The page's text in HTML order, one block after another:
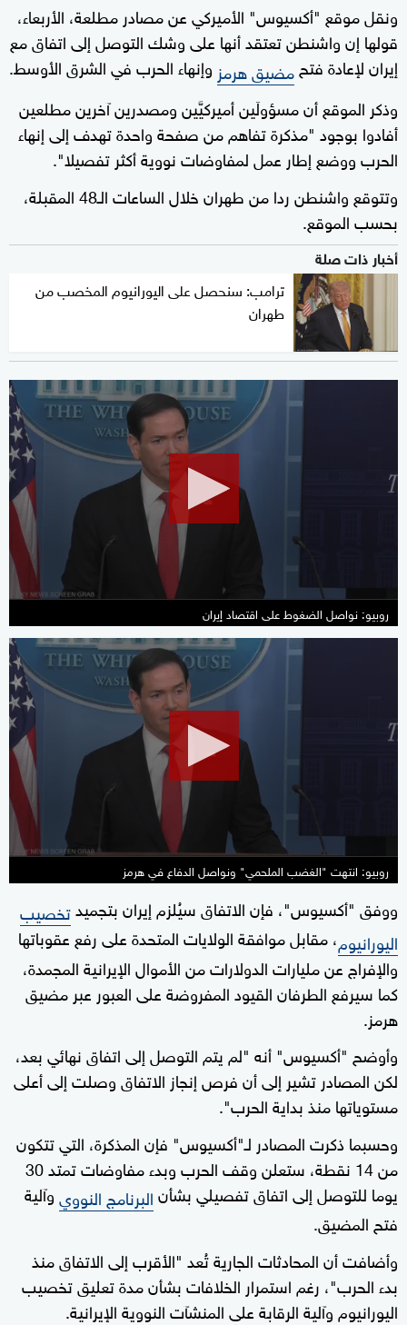
ونقل موقع "أكسيوس" الأميركي عن مصادر مطلعة، الأربعاء،
قولها إن واشنطن تعتقد أنها على وشك التوصل إلى اتفاق مع
إيران لإعادة فتحمضيق هرمز وإنهاء الحرب في الشرق الأوسط.
وذكر الموقع أن مسؤولَين أميركيَّين ومصدرين آخرين مطلعين
أفادوا بوجود "مذكرة تفاهم من صفحة واحدة تهدف إلى إنهاء
الحرب ووضع إطار عمل لمفاوضات نووية أكثر تفصيلا".
وتتوقع واشنطن ردا من طهران خلال الساعات الـ48 المقبلة،
بحسب الموقع.
أخبار ذات صلة
ترامب: سنحصل على اليورانيوم المخصب من
طهران
0
seconds
of
33
seconds
روبيو: نواصل الضغوط على اقتصاد إيران
0
seconds
of
49
seconds
روبيو: انتهت "الغضب الملحمي" ونواصل الدفاع في هرمز
ووفق "أكسيوس"، فإن الاتفاق سيُلزم إيران بتجميدتخصيب
اليورانيوم، مقابل موافقة الولايات المتحدة على رفع عقوباتها
والإفراج عن مليارات الدولارات من الأموال الإيرانية المجمدة،
كما سيرفع الطرفان القيود المفروضة على العبور عبر مضيق
هرمز.
وأوضح "أكسيوس" أنه "لم يتم التوصل إلى اتفاق نهائي بعد،
لكن المصادر تشير إلى أن فرص إنجاز الاتفاق وصلت إلى أعلى
مستوياتها منذ بداية الحرب".
وحسبما ذكرت المصادر لـ"أكسيوس" فإن المذكرة، التي تتكون
من 14 نقطة، ستعلن وقف الحرب وبدء مفاوضات تمتد 30
يوما للتوصل إلى اتفاق تفصيلي بشأنالبرنامج النوويوآلية
فتح المضيق.
وأضافت أن المحادثات الجارية تُعد "الأقرب إلى الاتفاق منذ
بدء الحرب"، رغم استمرار الخلافات بشأن مدة تعليق تخصيب
اليورانيوم وآلية الرقابة على المنشآت النووية الإيرانية.